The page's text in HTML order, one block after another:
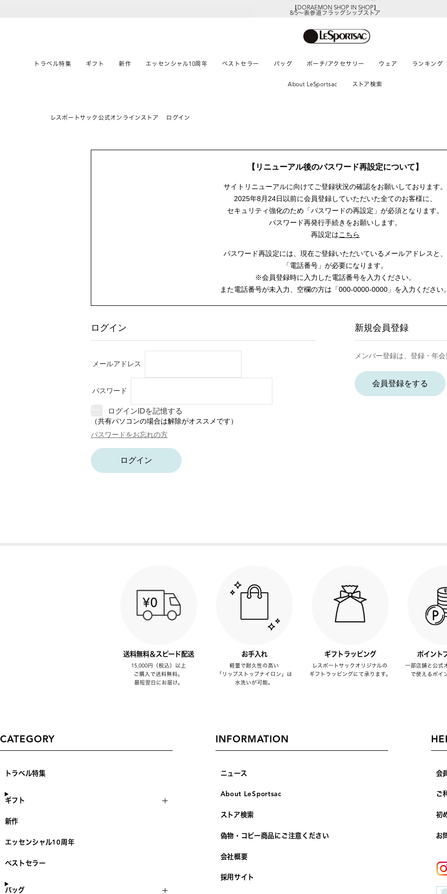
【DORAEMON SHOP IN SHOP】
8/5～表参道フラッグシップストア
トラベル特集 ギフト 新作 エッセンシャル10周年 ベストセラー バッグ ポーチ/アクセサリー ウェア ランキング
About LeSportsac ストア検索
レスポートサック公式オンラインストア ログイン
【リニューアル後のパスワード再設定について】
サイトリニューアルに向けてご登録状況の確認をお願いしております。
2025年8月24日以前に会員登録していただいた全てのお客様に、
セキュリティ強化のため「パスワードの再設定」が必須となります。
パスワード再発行手続きをお願いします。
再設定はこちら
パスワード再設定には、 現在ご登録いただいているメールアドレスと、
「電話番号」が必要になります。
※会員登録時に入力した電話番号を入力ください。
また電話番号が未入力、空欄の方は 「000-0000-0000」を入力ください。
ログイン
メールアドレス
パスワード
ログインIDを記憶する
（共有パソコンの場合は解除がオススメです）
パスワードをお忘れの方
ログイン
新規会員登録
メンバー登録は、登録・年会
会員登録をする
送料無料＆スピード配送
15,000円（税込）以上
ご購入で送料無料。
最短翌日にお届け。
お手入れ
軽量で耐久性の高い
「リップストップナイロン」は
水洗いが可能。
ギフトラッピング
レスポートサックオリジナルの
ギフトラッピングにて承ります。
ポイント
一部店舗と公式
で使えるポイ
CATEGORY
トラベル特集
ギフト
新作
エッセンシャル10周年
ベストセラー
バッグ
INFORMATION
ニュース
About LeSportsac
ストア検索
偽物・コピー商品にご注意ください
会社概要
採用サイト
会
ご
初
お